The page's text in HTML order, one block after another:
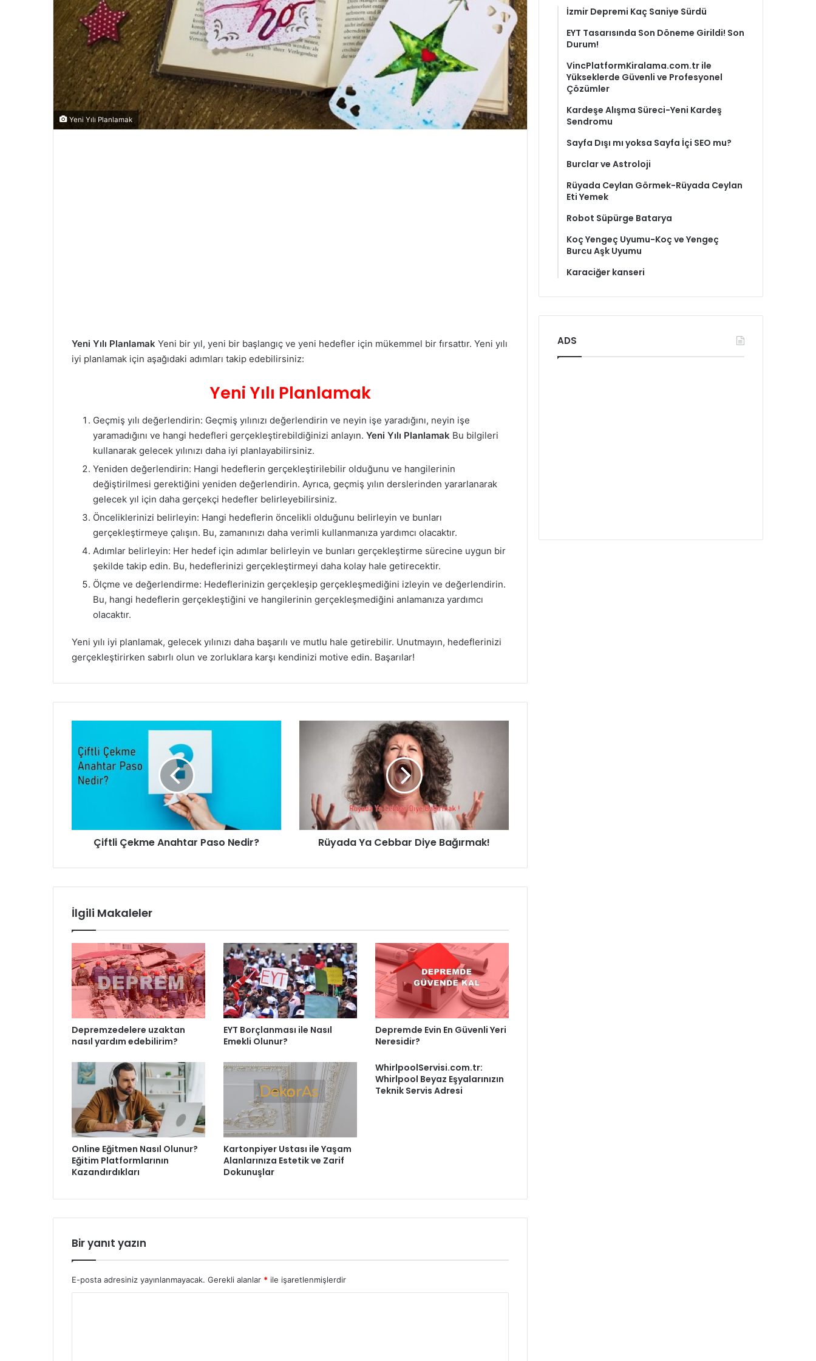
Yeni Yılı Planlamak
Yeni Yılı Planlamak Yeni bir yıl, yeni bir başlangıç ve yeni hedefler için mükemmel bir fırsattır. Yeni yılı
iyi planlamak için aşağıdaki adımları takip edebilirsiniz:
Yeni Yılı Planlamak
Geçmiş yılı değerlendirin: Geçmiş yılınızı değerlendirin ve neyin işe yaradığını, neyin işe
yaramadığını ve hangi hedefleri gerçekleştirebildiğinizi anlayın. Yeni Yılı Planlamak Bu bilgileri
kullanarak gelecek yılınızı daha iyi planlayabilirsiniz.
Yeniden değerlendirin: Hangi hedeflerin gerçekleştirilebilir olduğunu ve hangilerinin
değiştirilmesi gerektiğini yeniden değerlendirin. Ayrıca, geçmiş yılın derslerinden yararlanarak
gelecek yıl için daha gerçekçi hedefler belirleyebilirsiniz.
Önceliklerinizi belirleyin: Hangi hedeflerin öncelikli olduğunu belirleyin ve bunları
gerçekleştirmeye çalışın. Bu, zamanınızı daha verimli kullanmanıza yardımcı olacaktır.
Adımlar belirleyin: Her hedef için adımlar belirleyin ve bunları gerçekleştirme sürecine uygun bir
şekilde takip edin. Bu, hedeflerinizi gerçekleştirmeyi daha kolay hale getirecektir.
Ölçme ve değerlendirme: Hedeflerinizin gerçekleşip gerçekleşmediğini izleyin ve değerlendirin.
Bu, hangi hedeflerin gerçekleştiğini ve hangilerinin gerçekleşmediğini anlamanıza yardımcı
olacaktır.
Yeni yılı iyi planlamak, gelecek yılınızı daha başarılı ve mutlu hale getirebilir. Unutmayın, hedeflerinizi
gerçekleştirirken sabırlı olun ve zorluklara karşı kendinizi motive edin. Başarılar!
Anahtar
Paso
Nedir?
Çiftli Çekme Anahtar Paso Nedir? Rüyada Ya Cebbar Diye Bağırmak!
İlgili Makaleler
Depremzedelere uzaktan
nasıl yardım edebilirim?
EYT Borçlanması ile Nasıl
Emekli Olunur?
Depremde Evin En Güvenli Yeri
Neresidir?
Online Eğitmen Nasıl Olunur?
Eğitim Platformlarının
Kazandırdıkları
Kartonpiyer Ustası ile Yaşam
Alanlarınıza Estetik ve Zarif
Dokunuşlar
WhirlpoolServisi.com.tr:
Whirlpool Beyaz Eşyalarınızın
Teknik Servis Adresi
Bir yanıt yazın
E-posta adresiniz yayınlanmayacak. Gerekli alanlar * ile işaretlenmişlerdir
İzmir Depremi Kaç Saniye Sürdü
EYT Tasarısında Son Döneme Girildi! Son
Durum!
VincPlatformKiralama.com.tr ile
Yükseklerde Güvenli ve Profesyonel
Çözümler
Kardeşe Alışma Süreci-Yeni Kardeş
Sendromu
Sayfa Dışı mı yoksa Sayfa İçi SEO mu?
Burclar ve Astroloji
Rüyada Ceylan Görmek-Rüyada Ceylan
Eti Yemek
Robot Süpürge Batarya
Koç Yengeç Uyumu-Koç ve Yengeç
Burcu Aşk Uyumu
Karaciğer kanseri
ADS